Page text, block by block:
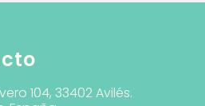
104, 33402 Avilés.